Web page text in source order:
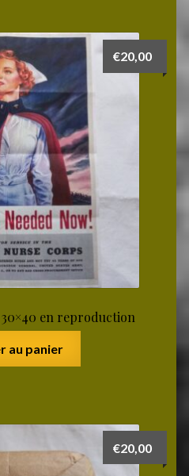
en reproduction
€20,00
au panier
€20,00